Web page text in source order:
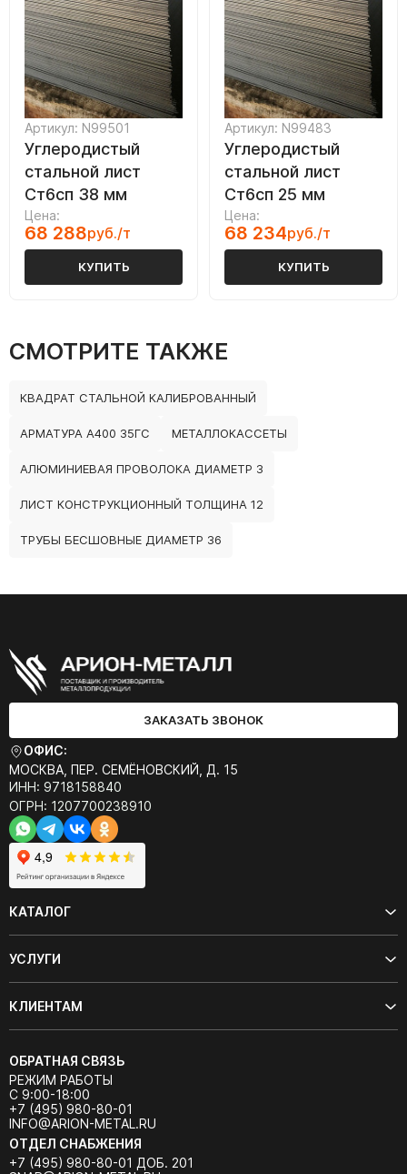
Артикул: N99501
Углеродистый
стальной лист
Ст6сп 38 мм
Цена:
68 288руб./т
КУПИТЬ
Артикул: N99483
Углеродистый
стальной лист
Ст6сп 25 мм
Цена:
68 234руб./т
КУПИТЬ
СМОТРИТЕ ТАКЖЕ
КВАДРАТ СТАЛЬНОЙ КАЛИБРОВАННЫЙ
АРМАТУРА А400 35ГС МЕТАЛЛОКАССЕТЫ
АЛЮМИНИЕВАЯ ПРОВОЛОКА ДИАМЕТР 3
ЛИСТ КОНСТРУКЦИОННЫЙ ТОЛЩИНА 12
ТРУБЫ БЕСШОВНЫЕ ДИАМЕТР 36
ЗАКАЗАТЬ ЗВОНОК
ОФИС:
МОСКВА, ПЕР. СЕМЁНОВСКИЙ, Д. 15
ИНН: 9718158840
ОГРН: 1207700238910
КАТАЛОГ
УСЛУГИ
КЛИЕНТАМ
ОБРАТНАЯ СВЯЗЬ
РЕЖИМ РАБОТЫ
С 9:00-18:00
+7 (495) 980-80-01
INFO@ARION-METAL.RU
ОТДЕЛ СНАБЖЕНИЯ
+7 (495) 980-80-01 ДОБ. 201